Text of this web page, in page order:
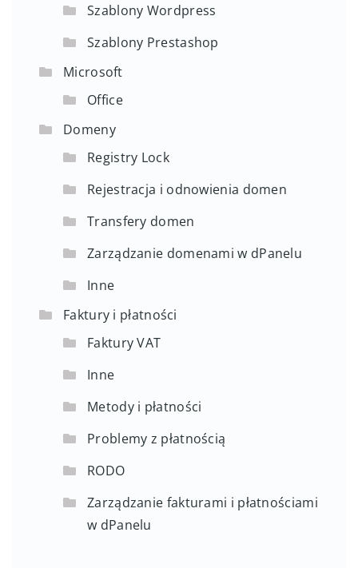
Szablony Wordpress
Szablony Prestashop
Microsoft
Office
Domeny
Registry Lock
Rejestracja i odnowienia domen
Transfery domen
Zarządzanie domenami w dPanelu
Inne
Faktury i płatności
Faktury VAT
Inne
Metody i płatności
Problemy z płatnością
RODO
Zarządzanie fakturami i płatnościami
w dPanelu